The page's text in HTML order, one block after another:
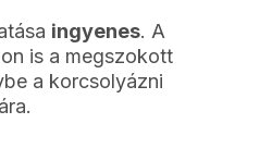
ingyenes. A
is a megszokott
a korcsolyázni